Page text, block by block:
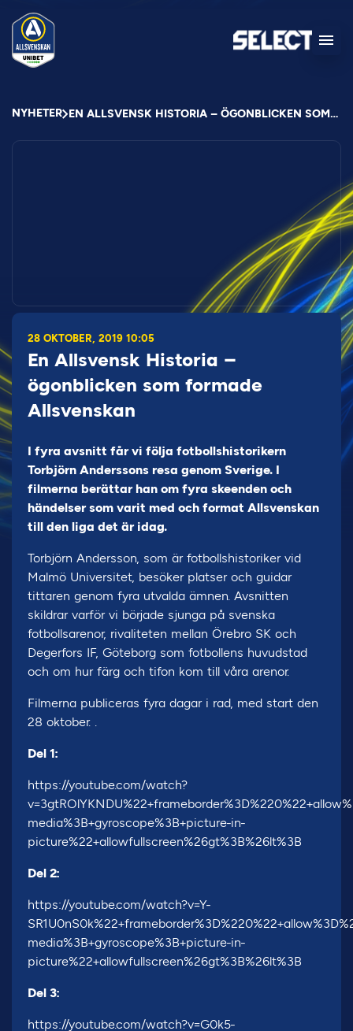
NYHETER EN ALLSVENSK HISTORIA – ÖGONBLICKEN SOM FORMADE ALLSVENSKAN
28 OKTOBER, 2019 10:05
En Allsvensk Historia –
ögonblicken som formade
Allsvenskan
I fyra avsnitt får vi följa fotbollshistorikern
Torbjörn Anderssons resa genom Sverige. I
filmerna berättar han om fyra skeenden och
händelser som varit med och format Allsvenskan
till den liga det är idag.
Torbjörn Andersson, som är fotbollshistoriker vid
Malmö Universitet, besöker platser och guidar
tittaren genom fyra utvalda ämnen. Avsnitten
skildrar varför vi började sjunga på svenska
fotbollsarenor, rivaliteten mellan Örebro SK och
Degerfors IF, Göteborg som fotbollens huvudstad
och om hur färg och tifon kom till våra arenor.
Filmerna publiceras fyra dagar i rad, med start den
28 oktober. .
Del 1:
https://youtube.com/watch?
media%3B+gyroscope%3B+picture-in-
picture%22+allowfullscreen%26gt%3B%26lt%3B
Del 2:
https://youtube.com/watch?v=Y-
media%3B+gyroscope%3B+picture-in-
picture%22+allowfullscreen%26gt%3B%26lt%3B
Del 3:
https://youtube.com/watch?v=G0k5-